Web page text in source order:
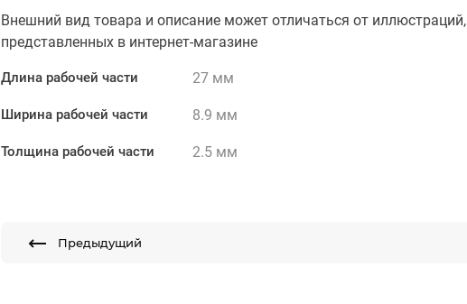
Внешний вид товара и описание может отличаться от иллюстраций,
представленных в интернет-магазине
Длина рабочей части 27 мм
Ширина рабочей части 8.9 мм
Толщина рабочей части 2.5 мм
Предыдущий